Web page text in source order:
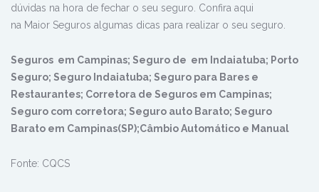
dúvidas na hora de fechar o seu seguro. Confira aqui
na Maior Seguros algumas dicas para realizar o seu seguro.
Seguros em Campinas; Seguro de em Indaiatuba; Porto
Seguro; Seguro Indaiatuba; Seguro para Bares e
Restaurantes; Corretora de Seguros em Campinas;
Seguro com corretora; Seguro auto Barato; Seguro
Barato em Campinas(SP);Câmbio Automático e Manual
Fonte: CQCS